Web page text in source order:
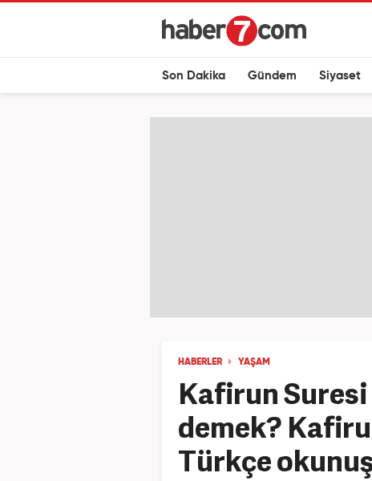
Son Dakika Gündem Siyaset
HABERLER YAŞAM
Kafirun Suresi
demek?
Türkçe